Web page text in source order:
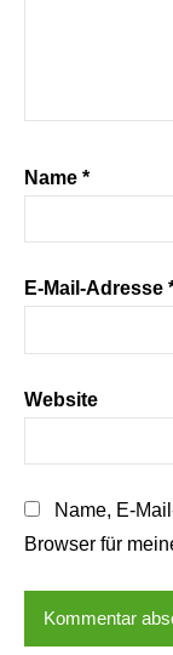
Name *
E-Mail-Adresse
Website
Name, E-
Browser für